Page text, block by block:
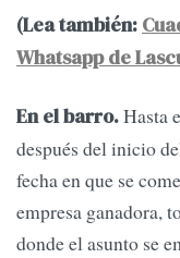
(Lea también:
Whatsapp de
En el barro.Hasta
después del inicio
fecha en que se
empresa ganadora,
donde el asunto se